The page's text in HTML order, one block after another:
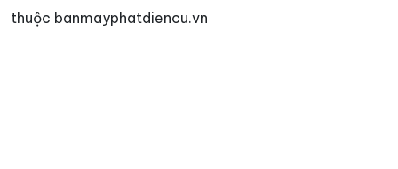
thuộc banmayphatdiencu.vn